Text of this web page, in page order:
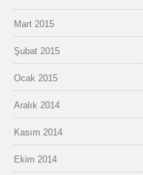
Mart 2015
Şubat 2015
Ocak 2015
Aralık 2014
Kasım 2014
Ekim 2014